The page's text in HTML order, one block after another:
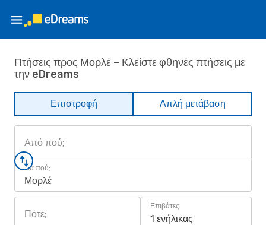
Πτήσεις προς Μορλέ – Κλείστε φθηνές πτήσεις με
την eDreams
Επιστροφή Απλή μετάβαση
Από πού;
Για πού;
Μορλέ
Πότε;
Επιβάτες
1 ενήλικας